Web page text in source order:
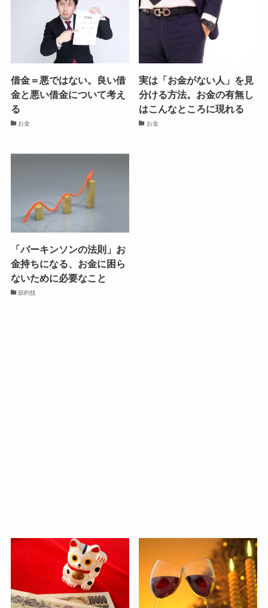
借金＝悪ではない。良い借
金と悪い借金について考え
る
お金
実は「お金がない人」を見
分ける方法。お金の有無し
はこんなところに現れる
お金
「パーキンソンの法則」お
金持ちになる、お金に困ら
ないために必要なこと
節約技